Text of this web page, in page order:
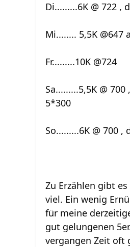
Di.........6K @ 722 ,
Mi........ 5,5K
Fr.........10K @724
Sa.........5,5K @
5*300
So.........6K @ 700 ,
Zu Erzählen gibt
viel. Ein wenig
für meine
gut gelungenen
vergangen Zeit oft